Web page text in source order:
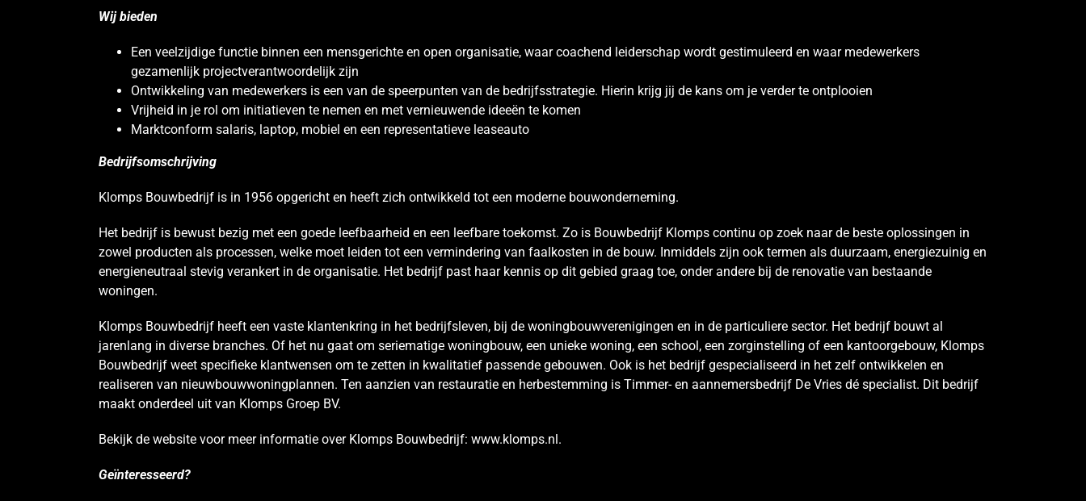
Wij bieden
Een veelzijdige functie binnen een mensgerichte en open organisatie, waar coachend leiderschap wordt gestimuleerd en waar medewerkers
gezamenlijk projectverantwoordelijk zijn
Ontwikkeling van medewerkers is een van de speerpunten van de bedrijfsstrategie. Hierin krijg jij de kans om je verder te ontplooien
Vrijheid in je rol om initiatieven te nemen en met vernieuwende ideeën te komen
Marktconform salaris, laptop, mobiel en een representatieve leaseauto
Bedrijfsomschrijving
Klomps Bouwbedrijf is in 1956 opgericht en heeft zich ontwikkeld tot een moderne bouwonderneming.
Het bedrijf is bewust bezig met een goede leefbaarheid en een leefbare toekomst. Zo is Bouwbedrijf Klomps continu op zoek naar de beste oplossingen in
zowel producten als processen, welke moet leiden tot een vermindering van faalkosten in de bouw. Inmiddels zijn ook termen als duurzaam, energiezuinig en
energieneutraal stevig verankert in de organisatie. Het bedrijf past haar kennis op dit gebied graag toe, onder andere bij de renovatie van bestaande
woningen.
Klomps Bouwbedrijf heeft een vaste klantenkring in het bedrijfsleven, bij de woningbouwverenigingen en in de particuliere sector. Het bedrijf bouwt al
jarenlang in diverse branches. Of het nu gaat om seriematige woningbouw, een unieke woning, een school, een zorginstelling of een kantoorgebouw, Klomps
Bouwbedrijf weet specifieke klantwensen om te zetten in kwalitatief passende gebouwen. Ook is het bedrijf gespecialiseerd in het zelf ontwikkelen en
realiseren van nieuwbouwwoningplannen. Ten aanzien van restauratie en herbestemming is Timmer- en aannemersbedrijf De Vries dé specialist. Dit bedrijf
maakt onderdeel uit van Klomps Groep BV.
Bekijk de website voor meer informatie over Klomps Bouwbedrijf: www.klomps.nl.
Geïnteresseerd?